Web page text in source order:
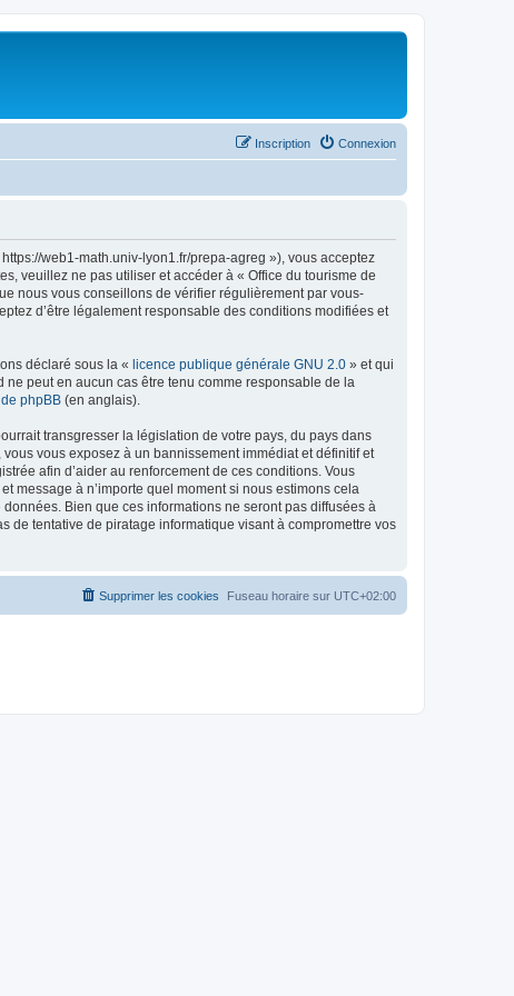
Connexion
Inscription
web1-math.univ-lyon1.fr/prepa-agreg »), vous acceptez
veuillez ne pas utiliser et accéder à « Office du tourisme de
nous vous conseillons de vérifier régulièrement par vous-
d’être légalement responsable des conditions modifiées et
déclaré sous la « licence publique générale GNU 2.0 » et qui
peut en aucun cas être tenu comme responsable de la
phpBB (en anglais).
transgresser la législation de votre pays, du pays dans
vous exposez à un bannissement immédiat et définitif et
afin d’aider au renforcement de ces conditions. Vous
message à n’importe quel moment si nous estimons cela
Bien que ces informations ne seront pas diffusées à
de tentative de piratage informatique visant à compromettre vos
Fuseau horaire sur UTC+02:00
Supprimer les cookies